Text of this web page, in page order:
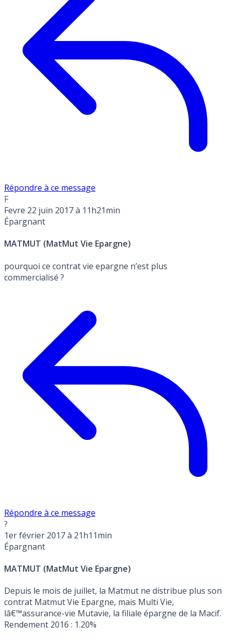
Répondre à ce message
F
Fevre 22 juin 2017 à 11h21min
Épargnant
MATMUT (MatMut Vie Epargne)
pourquoi ce contrat vie epargne n’est plus
commercialisé ?
Répondre à ce message
?
1er février 2017 à 21h11min
Épargnant
MATMUT (MatMut Vie Epargne)
Depuis le mois de juillet, la Matmut ne distribue plus son
contrat Matmut Vie Epargne, mais Multi Vie,
lâ€™assurance-vie Mutavie, la filiale épargne de la Macif.
Rendement 2016 : 1.20%